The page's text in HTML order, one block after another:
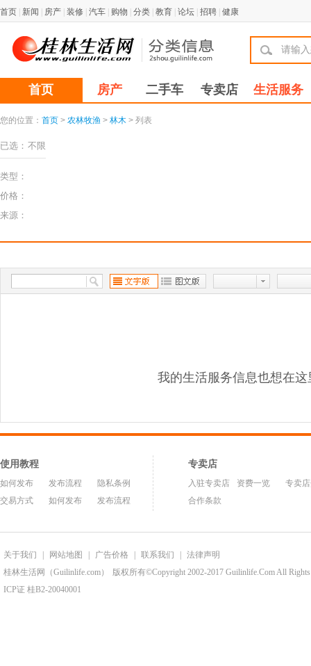
首页 新闻 房产 装修 汽车 购物 分类 教育 论坛 招聘 健康
首页 房产 二手车 专卖店 生活服务
您的位置： 首页 > 农林牧渔 > 林木 > 列表
已选： 不限
类型：
价格：
来源：
我的生活服务信息也想在这
使用教程
如何发布 发布流程
隐私条例
交易方式
如何发布 发布流程
专卖店
入驻专卖店 资费一览
专卖
合作条款
关于我们 网站地图 广告价格 联系我们
法律声明
桂林生活网（Guilinlife.com）
版权所有©Copyright 2002-2017 Guilinlife.Com All Rights
ICP证 桂B2-20040001